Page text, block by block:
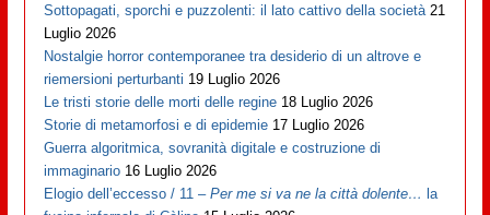
Sottopagati, sporchi e puzzolenti: il lato cattivo della società 21
Luglio 2026
Nostalgie horror contemporanee tra desiderio di un altrove e
riemersioni perturbanti 19 Luglio 2026
Le tristi storie delle morti delle regine 18 Luglio 2026
Storie di metamorfosi e di epidemie 17 Luglio 2026
Guerra algoritmica, sovranità digitale e costruzione di
immaginario 16 Luglio 2026
Elogio dell’eccesso / 11 –Per me si va ne la città dolente… la